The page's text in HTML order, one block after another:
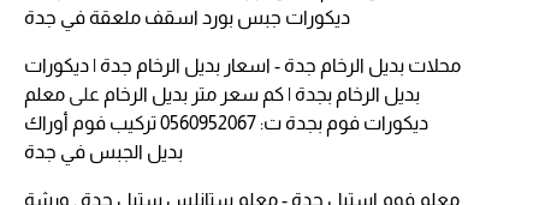
ديكورات جبس بورد اسقف ملعقة في جدة
محلات بديل الرخام جدة - اسعار بديل الرخام جدة | ديكورات
بديل الرخام بجدة | كم سعر متر بديل الرخام على معلم
ديكورات فوم بجدة ت: 0560952067 تركيب فوم أوراك
بديل الجبس في جدة
معلم فوم استيل جدة - معلم ستانلس ستيل جدة , ورشة